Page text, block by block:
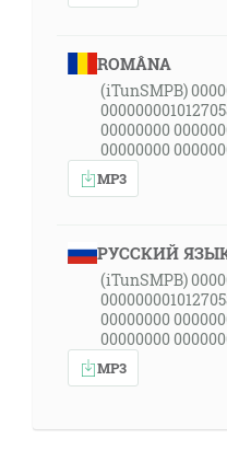
ROMÂNA
(iTunSMPB)
00000000
00000000
MP3
РУССКИЙ
(iTunSMPB)
00000000
00000000
MP3